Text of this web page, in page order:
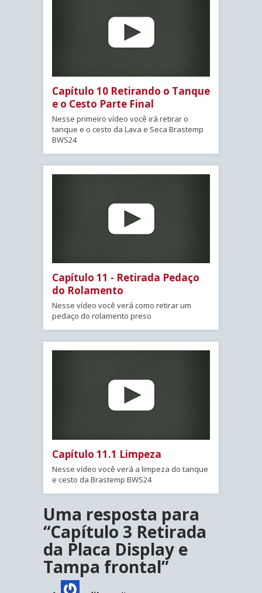
Capítulo 10 Retirando o Tanque
e o Cesto Parte Final
Nesse primeiro vídeo você irá retirar o
tanque e o cesto da Lava e Seca Brastemp
BWS24
Capítulo 11 - Retirada Pedaço
do Rolamento
Nesse vídeo você verá como retirar um
pedaço do rolamento preso
Capítulo 11.1 Limpeza
Nesse vídeo você verá a limpeza do tanque
e cesto da Brastemp BWS24
Uma resposta para
“Capítulo 3 Retirada
da Placa Display e
Tampa frontal”